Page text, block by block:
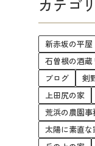
カテゴ
新赤坂の平屋
石曽根の酒蔵
ブログ
剣
上田尻の家
荒浜の農園事
太陽に素直な